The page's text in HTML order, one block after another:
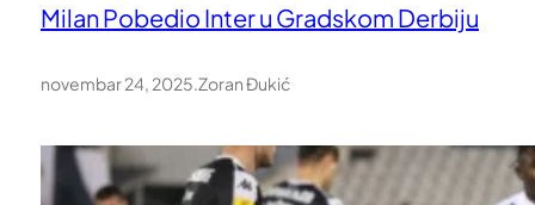
Milan Pobedio Inter u Gradskom Derbiju
novembar 24, 2025 Zoran Đukić